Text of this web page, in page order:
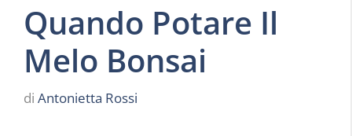
Quando Potare Il
Melo Bonsai
di Antonietta Rossi